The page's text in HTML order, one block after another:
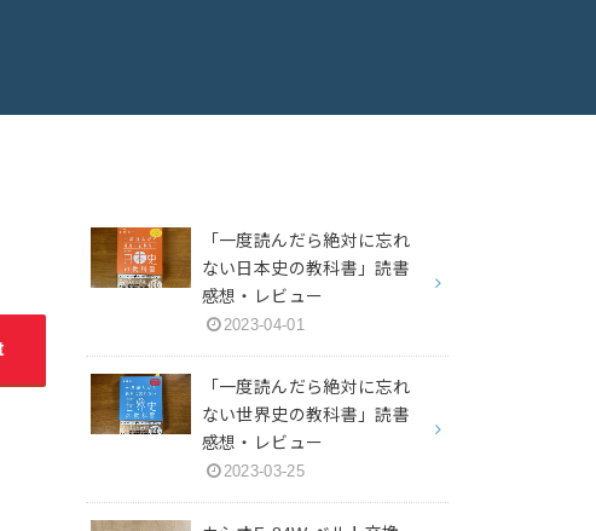
「一度読んだら絶対に忘れ
ない日本史の教科書」読書
感想・レビュー
2023-04-01
「一度読んだら絶対に忘れ
ない世界史の教科書」読書
感想・レビュー
2023-03-25